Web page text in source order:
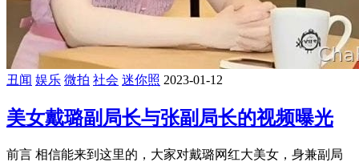
丑闻 娱乐 微拍 社会 迷你照 2023-01-12
美女戴璐副局长与张副局长的视频曝光
前言 相信能来到这里的，大家对戴璐网红大美女，身兼副局